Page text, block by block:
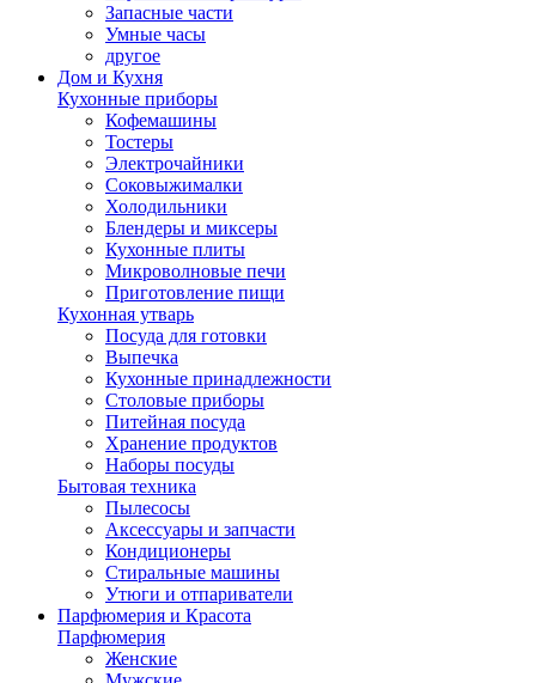
Запасные части
Умные часы
другое
Дом и Кухня
Кухонные приборы
Кофемашины
Тостеры
Электрочайники
Соковыжималки
Холодильники
Блендеры и миксеры
Кухонные плиты
Микроволновые печи
Приготовление пищи
Кухонная утварь
Посуда для готовки
Выпечка
Кухонные принадлежности
Столовые приборы
Питейная посуда
Хранение продуктов
Наборы посуды
Бытовая техника
Пылесосы
Аксессуары и запчасти
Кондиционеры
Стиральные машины
Утюги и отпариватели
Парфюмерия и Красота
Парфюмерия
Женские